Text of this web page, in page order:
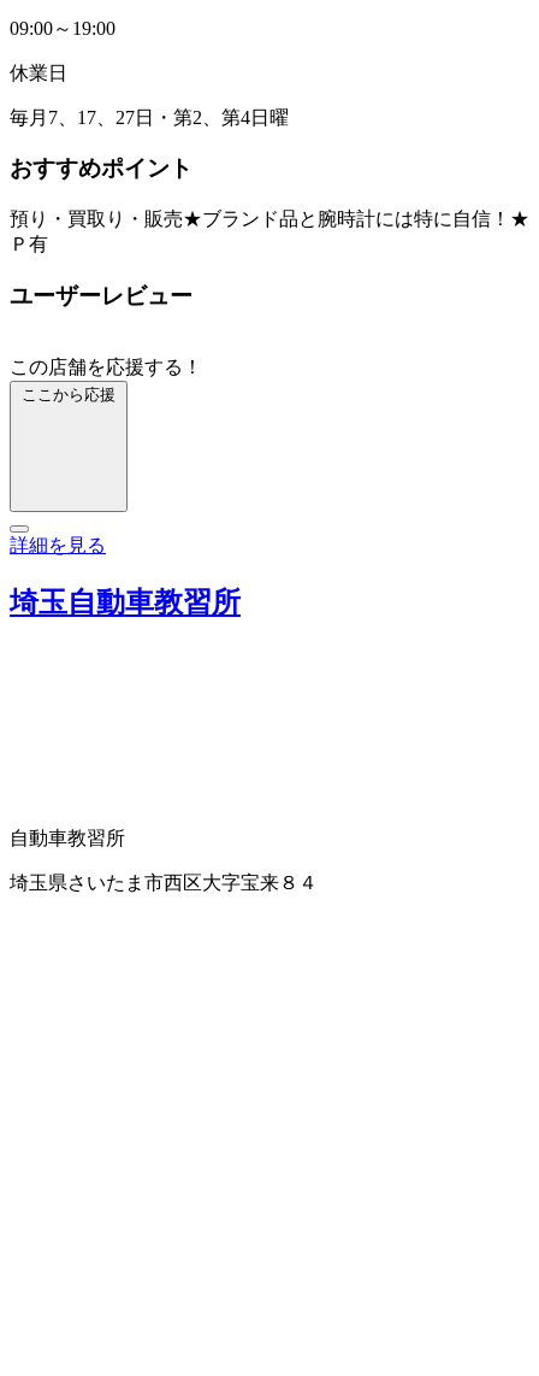
09:00～19:00
休業日
毎月7、17、27日・第2、第4日曜
おすすめポイント
預り・買取り・販売★ブランド品と腕時計には特に自信！★
Ｐ有
ユーザーレビュー
この店舗を応援する！
ここから応援
詳細を見る
埼玉自動車教習所
自動車教習所
埼玉県さいたま市西区大字宝来８４